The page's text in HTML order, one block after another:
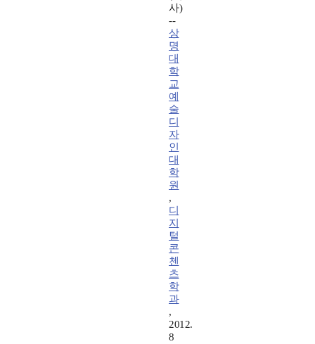
사)
--
상
명
대
학
교
예
술
디
자
인
대
학
원
,
디
지
털
콘
첸
츠
학
과
,
2012.
8